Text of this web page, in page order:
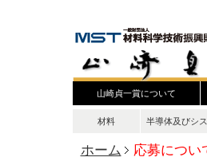
山崎貞一賞について
材料 半導体及びシ
ホーム 応募につい